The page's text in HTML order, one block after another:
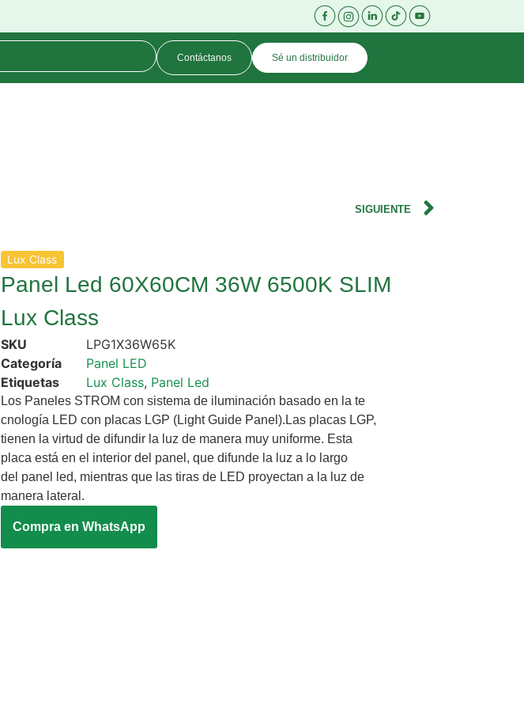
Contáctanos Sé un distribuidor
SIGUIENTE
Lux Class
Panel Led 60X60CM 36W 6500K SLIM
Lux Class
SKU
LPG1X36W65K
Categoría
Panel LED
Etiquetas
Lux Class, Panel Led
Los Paneles STROM con sistema de iluminación basado en la te
cnología LED con placas LGP (Light Guide Panel).Las placas LGP,
tienen la virtud de difundir la luz de manera muy uniforme. Esta
placa está en el interior del panel, que difunde la luz a lo largo
del panel led, mientras que las tiras de LED proyectan a la luz de
manera lateral.
Compra en WhatsApp